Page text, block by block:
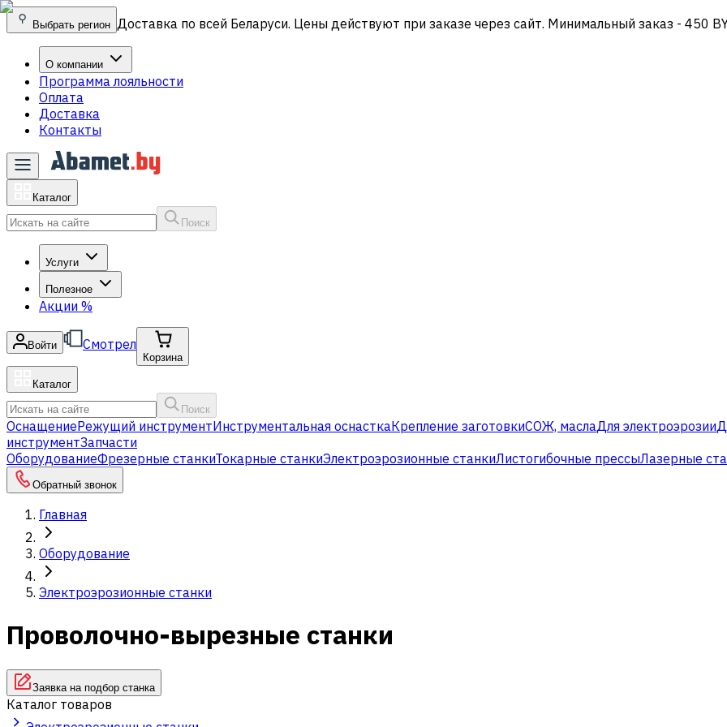
Выбрать регион Доставка по всей Беларуси. Цены действуют при заказе через сайт. Минимальный заказ - 450
О компании
Программа лояльности
Оплата
Доставка
Контакты
Каталог
Поиск
Услуги
Полезное
Акции %
Войти Смотрел
Корзина
Каталог
Поиск
ОснащениеРежущий инструментИнструментальная оснасткаКрепление заготовкиСОЖ, маслаДля электроэрозии
инструментЗапчасти
ОборудованиеФрезерные станкиТокарные станкиЭлектроэрозионные станкиЛистогибочные прессыЛазерные
Обратный звонок
Главная
Оборудование
Электроэрозионные станки
Проволочно-вырезные станки
Заявка на подбор станка
Каталог товаров